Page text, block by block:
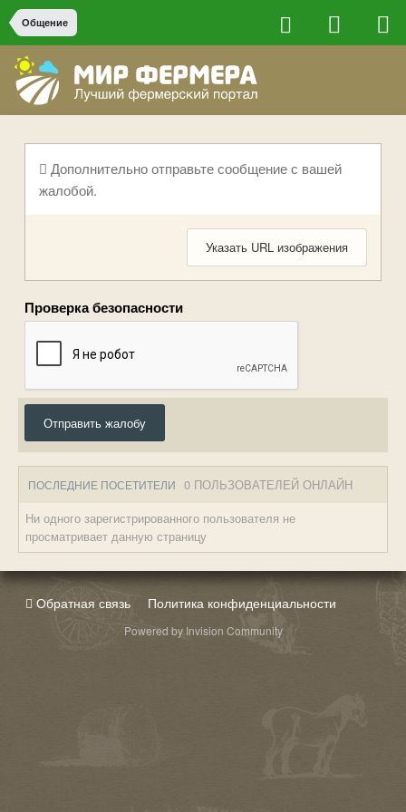
Общение
Дополнительно отправьте сообщение с вашей
жалобой.
Указать URL изображения
Проверка безопасности
Отправить жалобу
ПОСЛЕДНИЕ ПОСЕТИТЕЛИ 0 ПОЛЬЗОВАТЕЛЕЙ ОНЛАЙН
Ни одного зарегистрированного пользователя не
просматривает данную страницу
Обратная связь Политика конфиденциальности
Powered by Invision Community